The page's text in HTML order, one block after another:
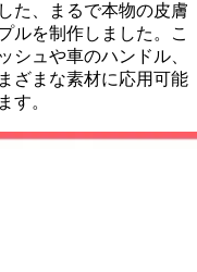
た、まるで本物の皮膚
ルを制作しました。こ
シュや車のハンドル、
ざまな素材に応用可能
す。